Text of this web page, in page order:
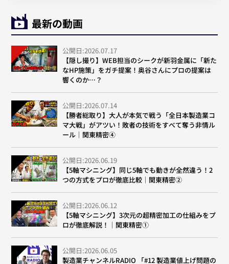
最新の動画
公開日:2026.07.17
【隠し撮り】WEB担当のシークが新羽金属に「新た
なHP施策」をガチ提案！奥谷さんにプロの提案は
響くのか…？
公開日:2026.07.14
【勝者総取り】大人が本気で戦う「全日本製造業コ
マ大戦」がアツい！敗者の技術をすべて奪う非情ル
ール｜関東精密④
公開日:2026.06.19
【5軸マシニング】同じ5軸でも動きが全然違う！2
つの方式をプロが徹底比較｜関東精密②
公開日:2026.06.12
【5軸マシニング】3次元の超精密加工の仕組みをプ
ロが徹底解説！｜関東精密①
公開日:2026.06.05
製造業チャンネルRADIO 「#12 製造業値上げ問題の